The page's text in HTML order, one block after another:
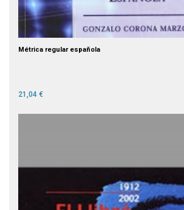
Métrica regular española
21,04 €